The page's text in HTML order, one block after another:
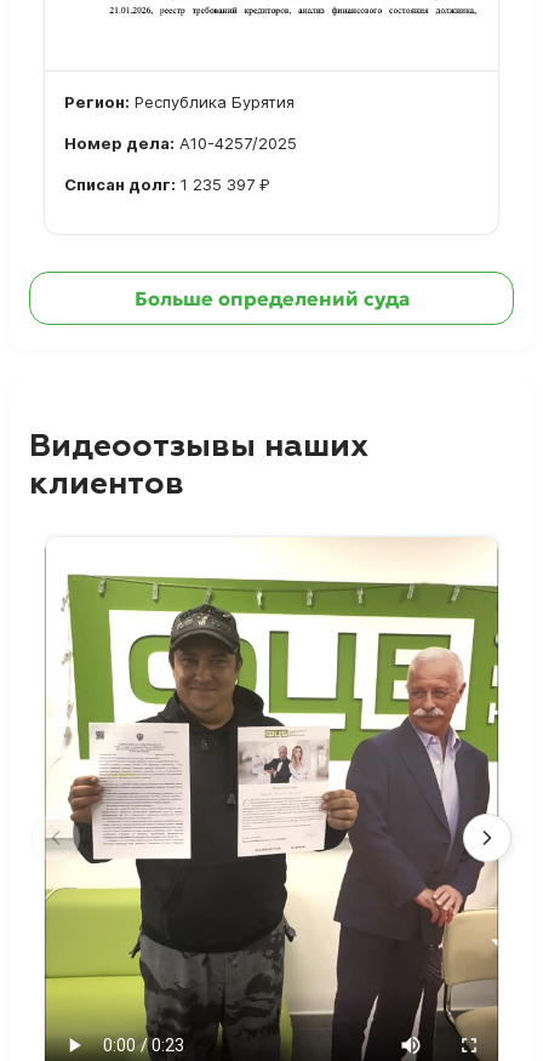
Регион: Республика Бурятия
Номер дела: А10-4257/2025
Списан долг: 1 235 397 ₽
Больше определений суда
Видеоотзывы наших
клиентов